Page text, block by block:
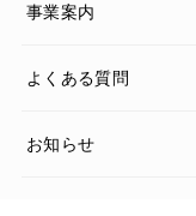
事業案内
よくある質問
お知らせ